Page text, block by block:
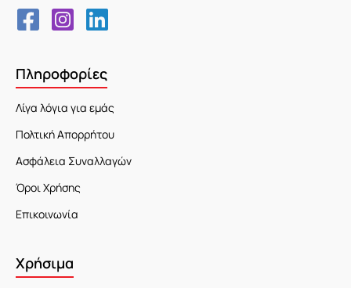
Πληροφορίες
Λίγα λόγια για εμάς
Πολτική Απορρήτου
Ασφάλεια Συναλλαγών
Όροι Χρήσης
Επικοινωνία
Χρήσιμα